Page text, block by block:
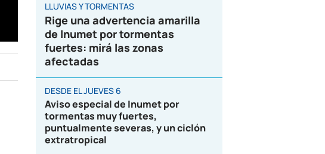
LLUVIAS Y TORMENTAS
Rige una advertencia amarilla
de Inumet por tormentas
fuertes: mirá las zonas
afectadas
DESDE EL JUEVES 6
Aviso especial de Inumet por
tormentas muy fuertes,
puntualmente severas, y un ciclón
extratropical